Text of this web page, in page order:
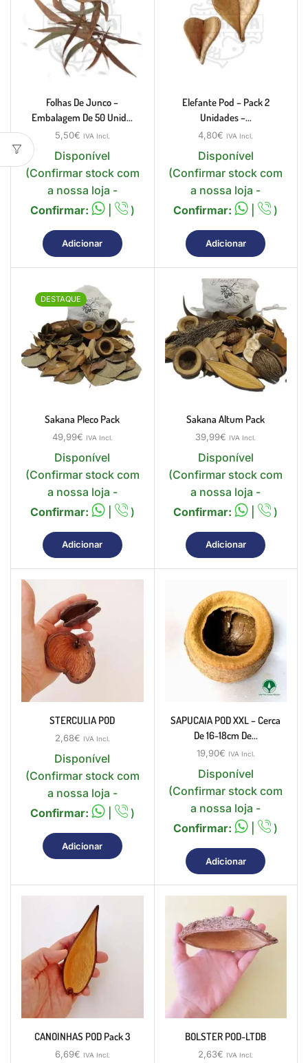
Folhas De Junco –
Embalagem De 50 Unid...
5,50€ IVA Incl.
Disponível
(Confirmar stock com
a nossa loja -
Confirmar:
| )
Adicionar
Elefante Pod – Pack 2
Unidades –...
4,80€ IVA Incl.
Disponível
(Confirmar stock com
a nossa loja -
Confirmar:
| )
Adicionar
DESTAQUE
Sakana Pleco Pack
49,99€ IVA Incl.
Disponível
(Confirmar stock com
a nossa loja -
Confirmar:
| )
Adicionar
Sakana Altum Pack
39,99€ IVA Incl.
Disponível
(Confirmar stock com
a nossa loja -
Confirmar:
| )
Adicionar
STERCULIA POD
2,68€ IVA Incl.
Disponível
(Confirmar stock com
a nossa loja -
Confirmar:
| )
Adicionar
SAPUCAIA POD XXL – Cerca
De 16-18cm De...
19,90€ IVA Incl.
Disponível
(Confirmar stock com
a nossa loja -
Confirmar:
| )
Adicionar
CANOINHAS POD Pack 3
6,69€ IVA Incl.
BOLSTER POD-LTDB
2,63€ IVA Incl.